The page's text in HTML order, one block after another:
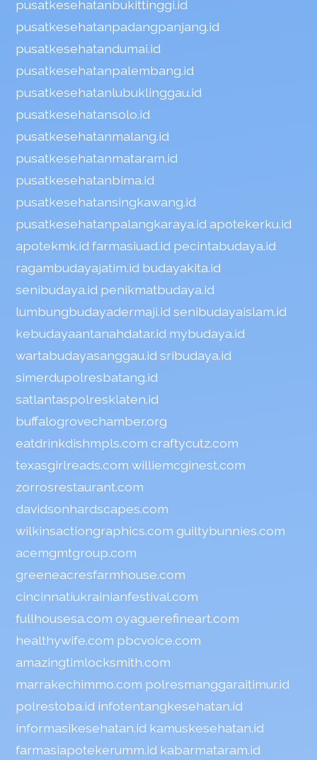
pusatkesehatanbukittinggi.id
pusatkesehatanpadangpanjang.id
pusatkesehatandumai.id
pusatkesehatanpalembang.id
pusatkesehatanlubuklinggau.id
pusatkesehatansolo.id
pusatkesehatanmalang.id
pusatkesehatanmataram.id
pusatkesehatanbima.id
pusatkesehatansingkawang.id
pusatkesehatanpalangkaraya.id apotekerku.id
apotekmk.id farmasiuad.id pecintabudaya.id
ragambudayajatim.id budayakita.id
senibudaya.id penikmatbudaya.id
lumbungbudayadermaji.id senibudayaislam.id
kebudayaantanahdatar.id mybudaya.id
wartabudayasanggau.id sribudaya.id
simerdupolresbatang.id
satlantaspolresklaten.id
buffalogrovechamber.org
eatdrinkdishmpls.com craftycutz.com
texasgirlreads.com williemcginest.com
zorrosrestaurant.com
davidsonhardscapes.com
wilkinsactiongraphics.com guiltybunnies.com
acemgmtgroup.com
greeneacresfarmhouse.com
cincinnatiukrainianfestival.com
fullhousesa.com oyaguerefineart.com
healthywife.com pbcvoice.com
amazingtimlocksmith.com
marrakechimmo.com polresmanggaraitimur.id
polrestoba.id infotentangkesehatan.id
informasikesehatan.id kamuskesehatan.id
farmasiapotekerumm.id kabarmataram.id